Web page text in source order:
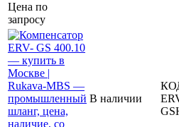
Цена по
запросу
В наличии